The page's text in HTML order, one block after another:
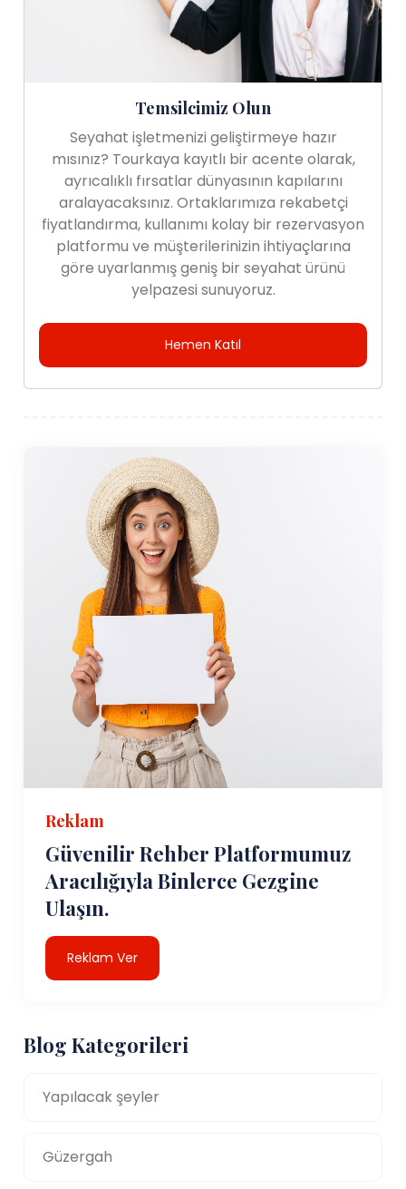
Temsilcimiz Olun
Seyahat işletmenizi geliştirmeye hazır
mısınız? Tourkaya kayıtlı bir acente olarak,
ayrıcalıklı fırsatlar dünyasının kapılarını
aralayacaksınız. Ortaklarımıza rekabetçi
fiyatlandırma, kullanımı kolay bir rezervasyon
platformu ve müşterilerinizin ihtiyaçlarına
göre uyarlanmış geniş bir seyahat ürünü
yelpazesi sunuyoruz.
Hemen Katıl
Reklam
Güvenilir Rehber Platformumuz
Aracılığıyla Binlerce Gezgine
Ulaşın.
Reklam Ver
Blog Kategorileri
Yapılacak şeyler
Güzergah